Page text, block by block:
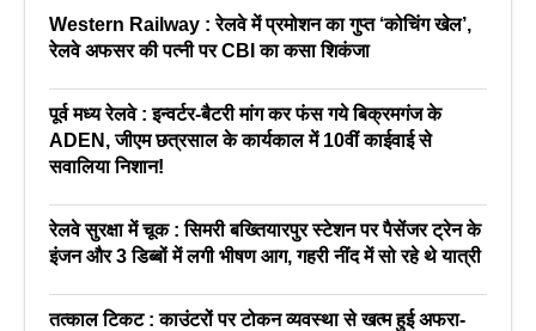
Western Railway : रेलवे में प्रमोशन का गुप्त ‘कोचिंग खेल’,
रेलवे अफसर की पत्नी पर CBI का कसा शिकंजा
पूर्व मध्य रेलवे : इन्वर्टर-बैटरी मांग कर फंस गये बिक्रमगंज के
ADEN, जीएम छत्रसाल के कार्यकाल में 10वीं काईवाई से
सवालिया निशान!
रेलवे सुरक्षा में चूक : सिमरी बख्तियारपुर स्टेशन पर पैसेंजर ट्रेन के
इंजन और 3 डिब्बों में लगी भीषण आग, गहरी नींद में सो रहे थे यात्री
तत्काल टिकट : काउंटरों पर टोकन व्यवस्था से खत्म हुई अफरा-